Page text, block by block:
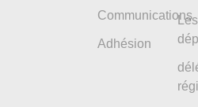
Communications
Adhésion